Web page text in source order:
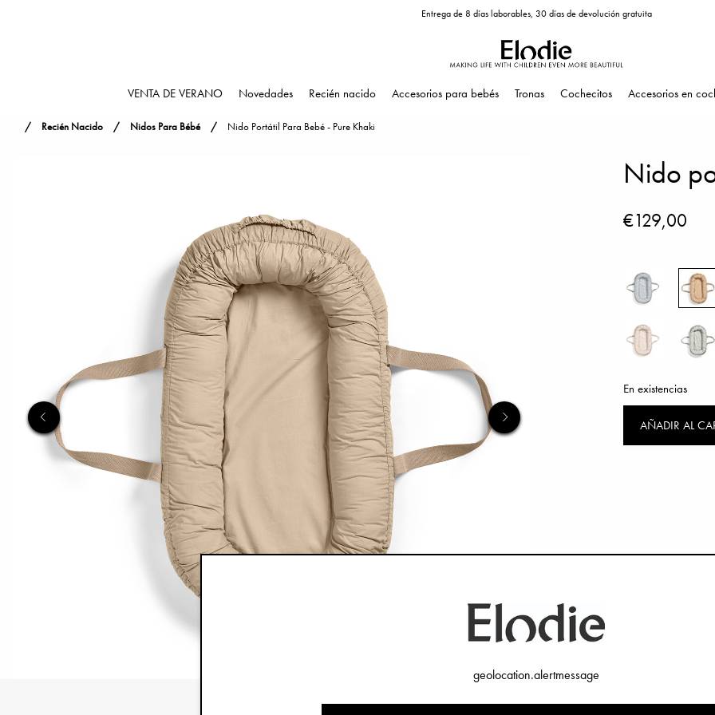
Entrega de 8 días laborables, 30 días de devolución gratuita
VENTA DE VERANO Novedades Recién nacido Accesorios para bebés Tronas Cochecitos Accesorios en
Recién Nacido Nidos Para Bébé Nido Portátil Para Bebé - Pure Khaki
Nido
€129,00
En existencias
AÑADIR AL
geolocation.alertmessage